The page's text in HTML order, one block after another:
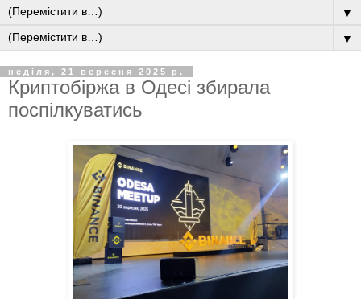
▼
▼
неділя, 21 вересня 2025 р.
Криптобіржа в Одесі збирала
поспілкуватись